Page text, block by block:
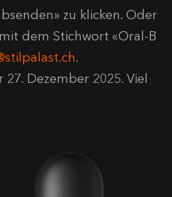
zu klicken. Oder
dem Stichwort «Oral-B
.
Dezember 2025. Viel